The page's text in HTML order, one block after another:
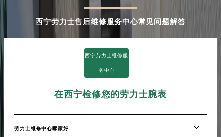
西宁劳力士售后维修服务中心常见问题解答
西宁劳力士维修服
务中心
在西宁检修您的劳力士腕表
劳力士维修中心哪家好